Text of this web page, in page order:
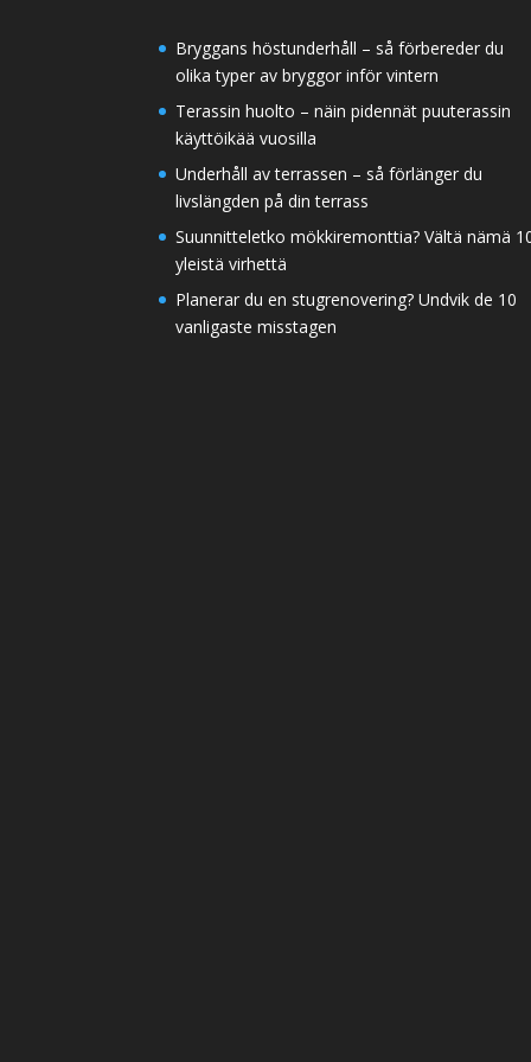
Bryggans höstunderhåll – så förbereder du
olika typer av bryggor inför vintern
Terassin huolto – näin pidennät puuterassin
käyttöikää vuosilla
Underhåll av terrassen – så förlänger du
livslängden på din terrass
Suunnitteletko mökkiremonttia? Vältä nämä
yleistä virhettä
Planerar du en stugrenovering? Undvik de 10
vanligaste misstagen